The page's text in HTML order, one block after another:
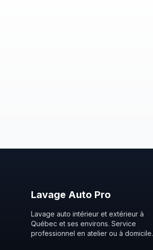
Lavage Auto Pro
Lavage auto intérieur et extérieur à
Québec et ses environs. Service
professionnel en atelier ou à domicile.